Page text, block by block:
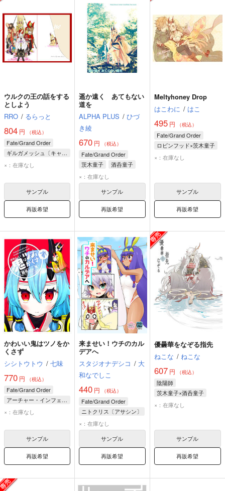
ウルクの王の話をする
としよう
RRO / るらっと
804 円 （税込）
Fate/Grand Order
ギルガメッシュ〔キャスター〕
マーリン
×：在庫なし
サンプル
再販希望
遥か遠く あてもない
道を
ALPHA PLUS / ひづ
き綾
670 円 （税込）
Fate/Grand Order
茨木童子
酒呑童子
×：在庫なし
サンプル
再販希望
Meltyhoney Drop
はこわに / はこ
495円 （税込）
Fate/Grand Order
ロビンフッド×茨木童子
ロビンフッド
×：在庫なし
サンプル
再販希望
かわいい鬼はツノをか
くさず
シシトウトウ / 七味
770 円 （税込）
Fate/Grand Order
アーチャー・インフェルノ
茨木童子
×：在庫なし
サンプル
再販希望
来ませい！ウチのカル
デアへ
スタジオナデシコ / 大
和なでしこ
440 円 （税込）
Fate/Grand Order
ニトクリス〔アサシン〕
茨木童子
ジャック・ザ・リッパー
×：在庫なし
サンプル
再販希望
優曇華をなぞる指先
ねこな / ねこな
607円 （税込）
陰陽師
茨木童子×酒呑童子
茨木童子
×：在庫なし
サンプル
再販希望